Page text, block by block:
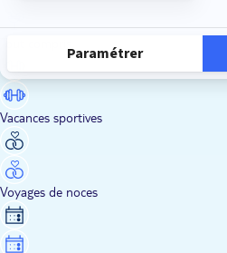
Vacances sportives
Voyages de noces